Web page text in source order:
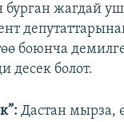
бурган жагдай
боюнча
десек болот.
Дастан мырза,